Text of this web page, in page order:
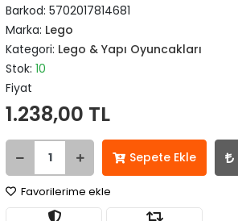
Barkod:5702017814681
Marka: Lego
Kategori: Lego & Yapı Oyuncakları
Stok:10
Fiyat
1.238,00 TL
Sepete Ekle
Favorilerime ekle